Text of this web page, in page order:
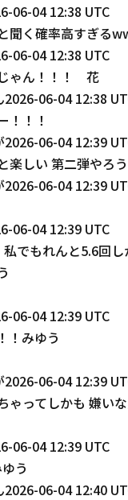
06-04 12:38 UTC
聞く確率高すぎる
06-04 12:38 UTC
ゃん！！！ 花
2026-06-04 12:38
！！！
2026-06-04 12:39
楽しい 第二弾やろ
2026-06-04 12:39
06-04 12:39 UTC
私でもれんと5.6回
06-04 12:39 UTC
！みゆう
2026-06-04 12:39
ゃってしかも 嫌い
06-04 12:39 UTC
う
2026-06-04 12:40